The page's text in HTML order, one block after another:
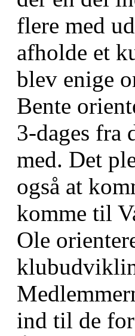
flere med
afholde et
blev enige
Bente
3-dages fra
med. Det
også at
komme til
Ole
ind til de